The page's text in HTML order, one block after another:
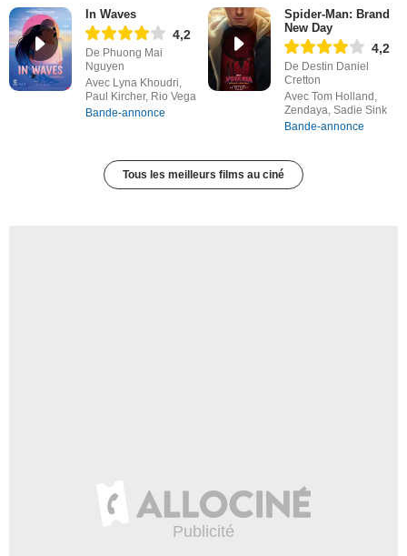
In Waves
4,2
De Phuong Mai
Nguyen
Avec Lyna Khoudri,
Paul Kircher, Rio Vega
Bande-annonce
Spider-Man: Brand
New Day
4,2
De Destin Daniel
Cretton
Avec Tom Holland,
Zendaya, Sadie Sink
Bande-annonce
Tous les meilleurs films au ciné